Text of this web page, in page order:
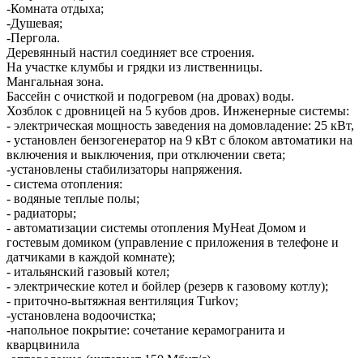
-Комната отдыха;
-Душевая;
-Пергола.
Деревянный настил соединяет все строения.
На участке клумбы и грядки из лиственницы.
Мангальная зона.
Бассейн с очисткой и подогревом (на дровах) воды.
Хозблок с дровницей на 5 кубов дров. Инженерные системы:
- электрическая мощность заведения на домовладение: 25 кВт,
- установлен бензогенератор на 9 кВт с блоком автоматики на
включения и выключения, при отключении света;
-установлены стабилизаторы напряжения.
- система отопления:
- водяные теплые полы;
- радиаторы;
- автоматизации системы отопления MyHeat Домом и
гостевым домиком (управление с приложения в телефоне и
датчиками в каждой комнате);
- итальянский газовый котел;
- электрические котел и бойлер (резерв к газовому котлу);
- приточно-вытяжная вентиляция Тurkоv;
-установлена водоочистка;
-напольное покрытие: сочетание керамогранита и
кварцвинила